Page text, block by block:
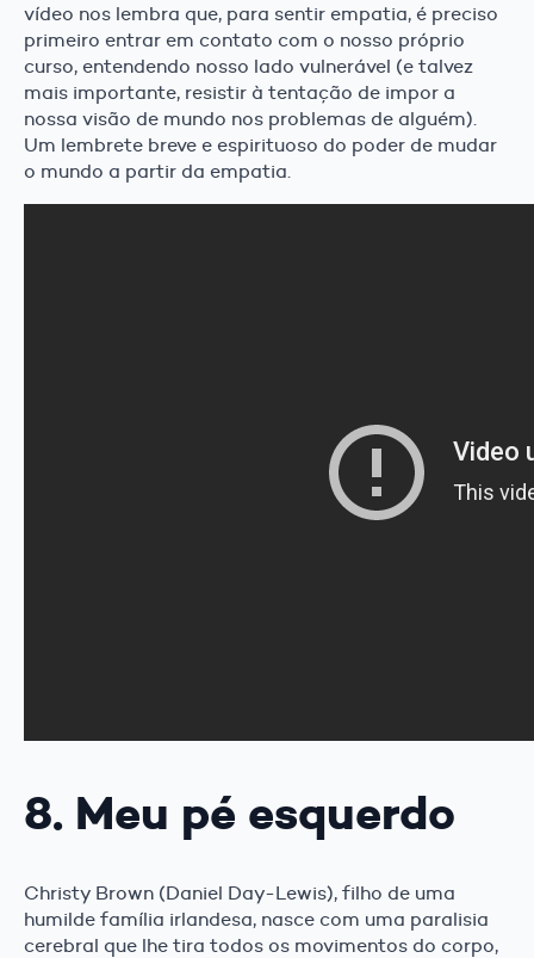
vídeo nos lembra que, para sentir empatia, é preciso
primeiro entrar em contato com o nosso próprio
curso, entendendo nosso lado vulnerável (e talvez
mais importante, resistir à tentação de impor a
nossa visão de mundo nos problemas de alguém).
Um lembrete breve e espirituoso do poder de mudar
o mundo a partir da empatia.
8. Meu pé esquerdo
Christy Brown (Daniel Day-Lewis), filho de uma
humilde família irlandesa, nasce com uma paralisia
cerebral que lhe tira todos os movimentos do corpo,